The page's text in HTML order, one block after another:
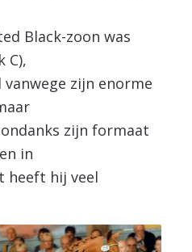
Black-zoon was
C),
zijn enorme
zijn formaat
in
heeft hij veel